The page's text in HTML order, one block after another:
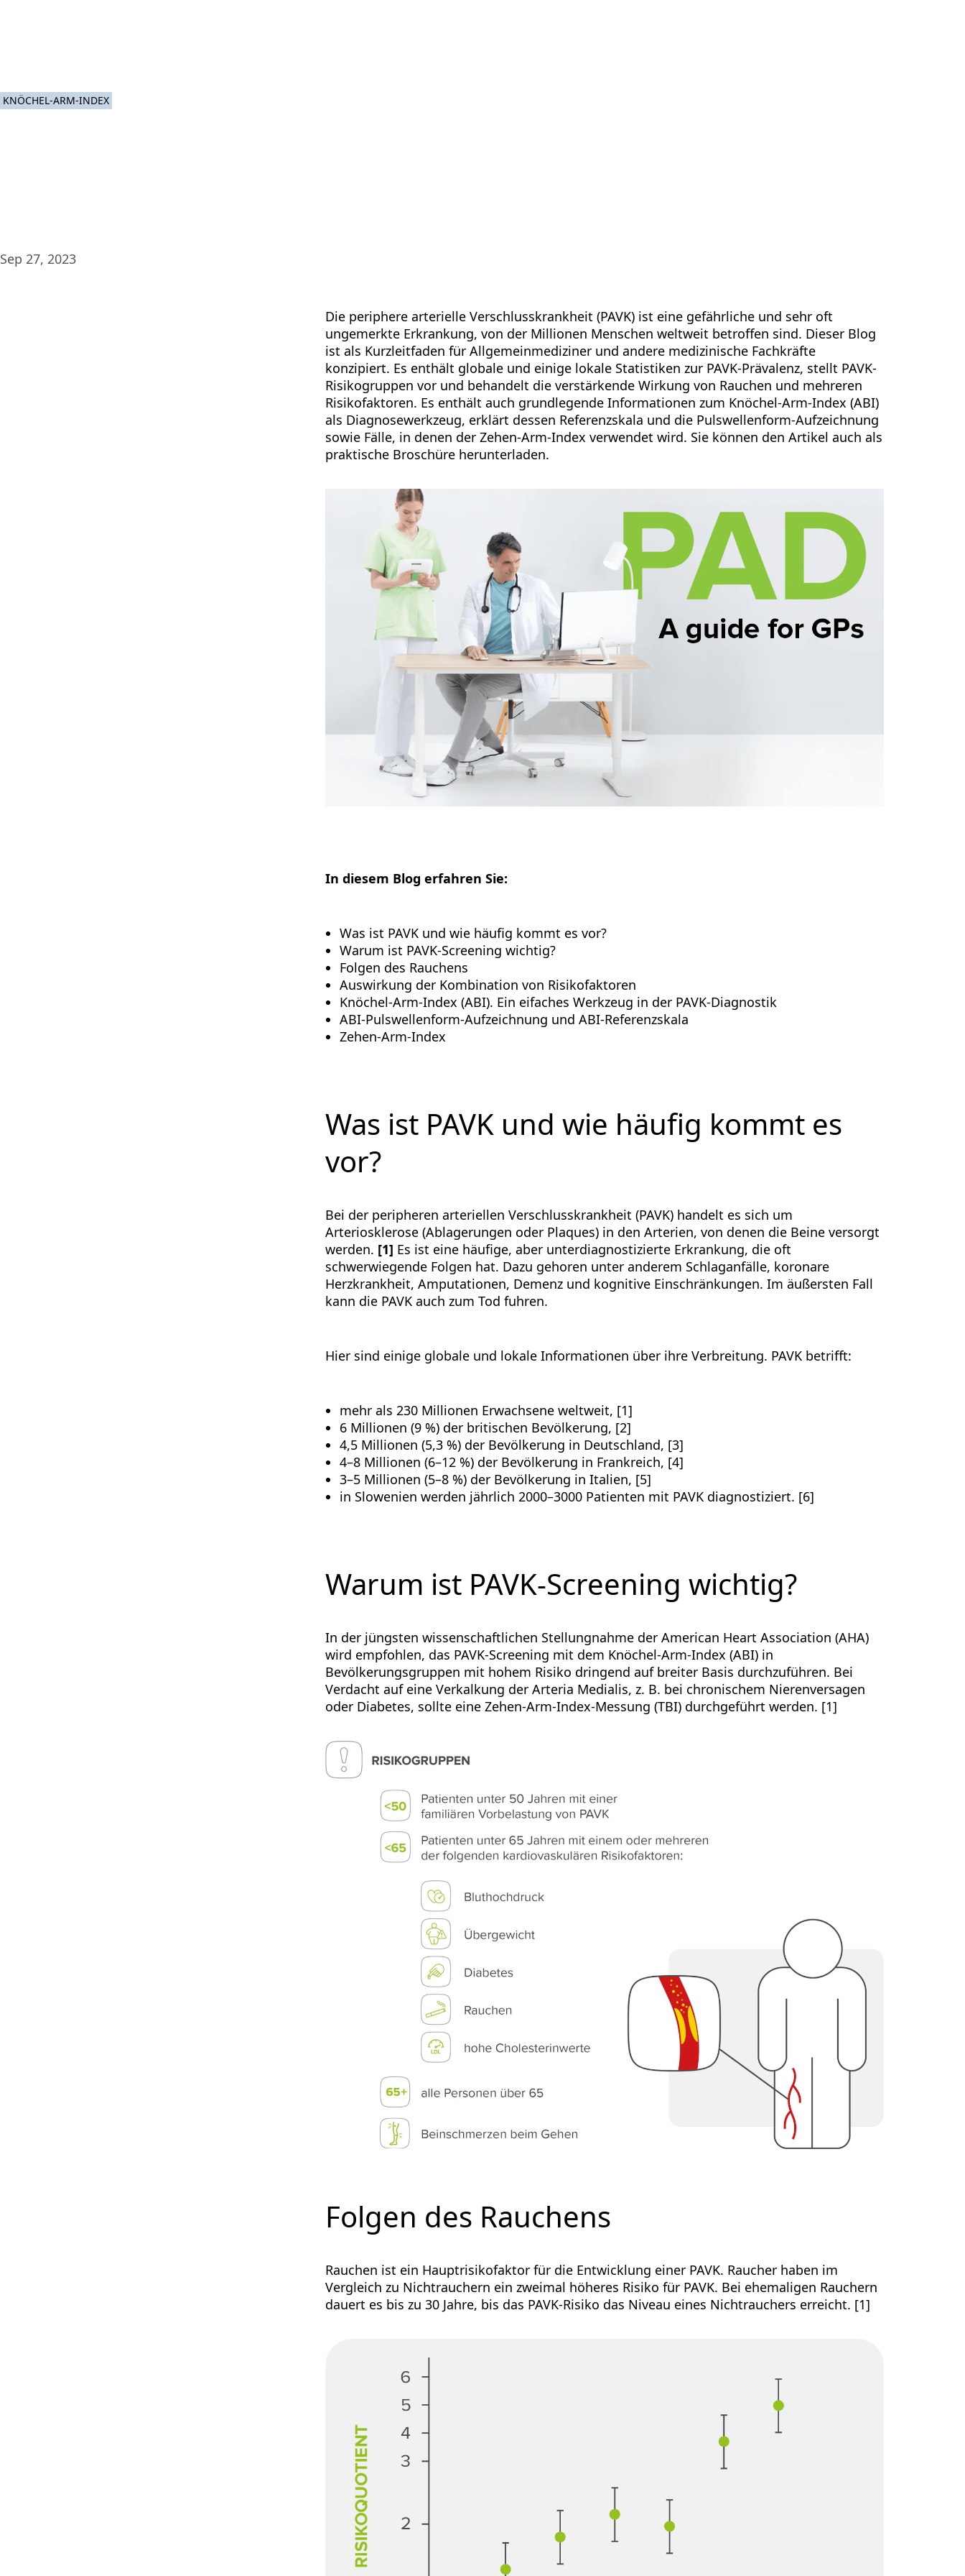
KNÖCHEL-ARM-INDEX
Sep 27, 2023
Die periphere arterielle Verschlusskrankheit (PAVK) ist eine gefährliche und sehr oft
ungemerkte Erkrankung, von der Millionen Menschen weltweit betroffen sind. Dieser Blog
ist als Kurzleitfaden für Allgemeinmediziner und andere medizinische Fachkräfte
konzipiert. Es enthält globale und einige lokale Statistiken zur PAVK-Prävalenz, stellt PAVK-
Risikogruppen vor und behandelt die verstärkende Wirkung von Rauchen und mehreren
Risikofaktoren. Es enthält auch grundlegende Informationen zum Knöchel-Arm-Index (ABI)
als Diagnosewerkzeug, erklärt dessen Referenzskala und die Pulswellenform-Aufzeichnung
sowie Fälle, in denen der Zehen-Arm-Index verwendet wird. Sie können den Artikel auch als
praktische Broschüre herunterladen.
In diesem Blog erfahren Sie:
Was ist PAVK und wie häufig kommt es vor?
Warum ist PAVK-Screening wichtig?
Folgen des Rauchens
Auswirkung der Kombination von Risikofaktoren
Knöchel-Arm-Index (ABI). Ein eifaches Werkzeug in der PAVK-Diagnostik
ABI-Pulswellenform-Aufzeichnung und ABI-Referenzskala
Zehen-Arm-Index
Was ist PAVK und wie häufig kommt es
vor?
Bei der peripheren arteriellen Verschlusskrankheit (PAVK) handelt es sich um
Arteriosklerose (Ablagerungen oder Plaques) in den Arterien, von denen die Beine versorgt
werden. [1] Es ist eine häufige, aber unterdiagnostizierte Erkrankung, die oft
schwerwiegende Folgen hat. Dazu gehoren unter anderem Schlaganfälle, koronare
Herzkrankheit, Amputationen, Demenz und kognitive Einschränkungen. Im äußersten Fall
kann die PAVK auch zum Tod fuhren.
Hier sind einige globale und lokale Informationen über ihre Verbreitung. PAVK betrifft:
mehr als 230 Millionen Erwachsene weltweit, [1]
6 Millionen (9 %) der britischen Bevölkerung, [2]
4,5 Millionen (5,3 %) der Bevölkerung in Deutschland, [3]
4–8 Millionen (6–12 %) der Bevölkerung in Frankreich, [4]
3–5 Millionen (5–8 %) der Bevölkerung in Italien, [5]
in Slowenien werden jährlich 2000–3000 Patienten mit PAVK diagnostiziert. [6]
Warum ist PAVK-Screening wichtig?
In der jüngsten wissenschaftlichen Stellungnahme der American Heart Association (AHA)
wird empfohlen, das PAVK-Screening mit dem Knöchel-Arm-Index (ABI) in
Bevölkerungsgruppen mit hohem Risiko dringend auf breiter Basis durchzuführen. Bei
Verdacht auf eine Verkalkung der Arteria Medialis, z. B. bei chronischem Nierenversagen
oder Diabetes, sollte eine Zehen-Arm-Index-Messung (TBI) durchgeführt werden. [1]
Folgen des Rauchens
Rauchen ist ein Hauptrisikofaktor für die Entwicklung einer PAVK. Raucher haben im
Vergleich zu Nichtrauchern ein zweimal höheres Risiko für PAVK. Bei ehemaligen Rauchern
dauert es bis zu 30 Jahre, bis das PAVK-Risiko das Niveau eines Nichtrauchers erreicht. [1]